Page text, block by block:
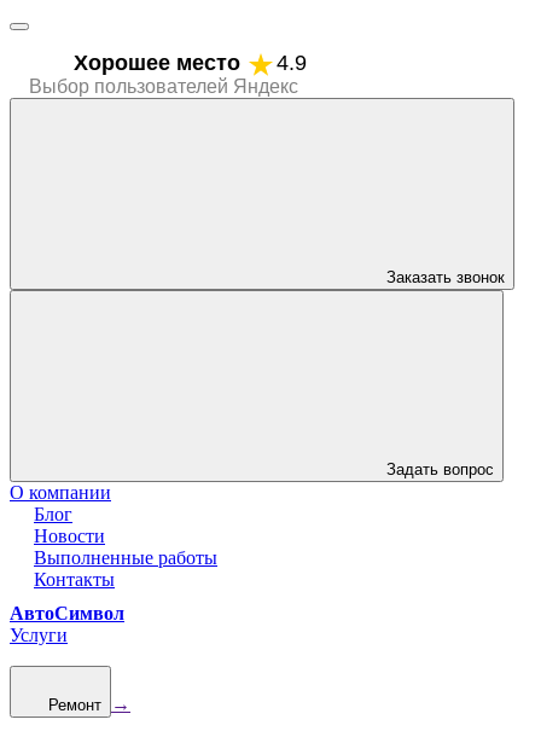
Хорошее место 4.9
Выбор пользователей Яндекс
Заказать звонок
Задать вопрос
О компании
Блог
Новости
Выполненные работы
Контакты
АвтоСимвол
Услуги
Ремонт →